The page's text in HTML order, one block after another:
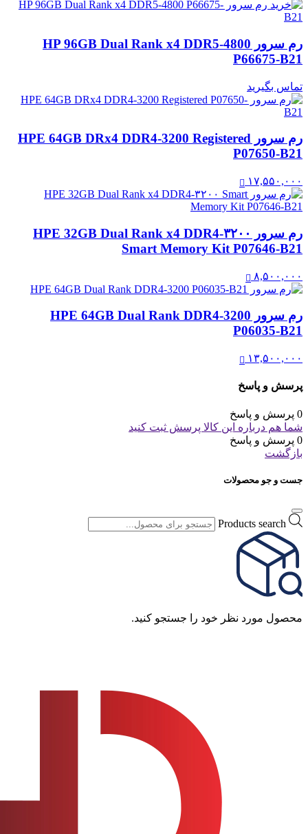
رم سرور HP 96GB Dual Rank x4 DDR5-4800
P66675-B21
تماس بگیرید
رم سرور HPE 64GB DRx4 DDR4-3200 Registered
P07650-B21
۱۷,۵۵۰,۰۰۰
رم سرور HPE 32GB Dual Rank x4 DDR4‑۳۲۰۰
Smart Memory Kit P07646-B21
۸,۵۰۰,۰۰۰
رم سرور HPE 64GB Dual Rank DDR4-3200
P06035-B21
۱۳,۵۰۰,۰۰۰
پرسش و پاسخ
0 پرسش و پاسخ
شما هم درباره این کالا پرسش ثبت کنید
0 پرسش و پاسخ
بازگشت
جست و جو محصولات
Products search
محصول مورد نظر خود را جستجو کنید.